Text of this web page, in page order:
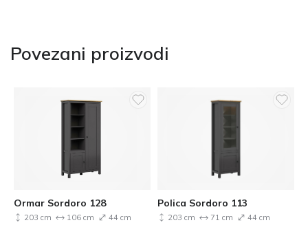
Povezani proizvodi
Ormar Sordoro 128
203 cm 106 cm 44 cm
Polica Sordoro 113
203 cm 71 cm 44 cm